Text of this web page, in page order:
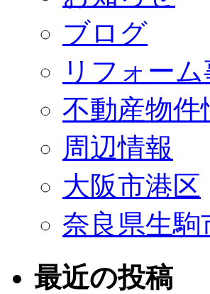
ブログ
リフォーム
不動産物件
周辺情報
大阪市港区
奈良県生駒
最近の投稿